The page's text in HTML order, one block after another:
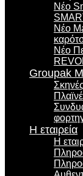
Νέο
Νέο
Νέο
Groupak
Η εταιρεία
Η